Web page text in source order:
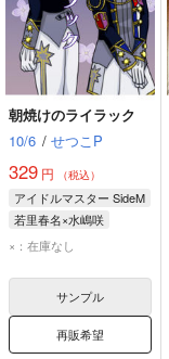
朝焼けのライラック
10/6 / せつこP
329 円 （税込）
アイドルマスター SideM
若里春名×水嶋咲
水嶋咲
若里春名
×：在庫なし
サンプル
再販希望